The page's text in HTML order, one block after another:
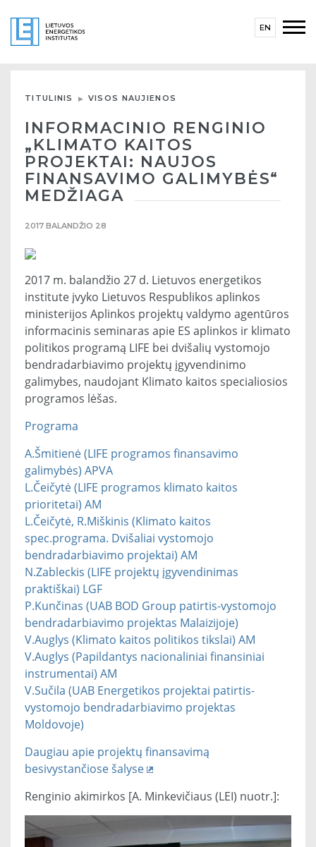
EN
TITULINIS VISOS NAUJIENOS
INFORMACINIO RENGINIO
„KLIMATO KAITOS
PROJEKTAI: NAUJOS
FINANSAVIMO GALIMYBĖS“
MEDŽIAGA
2017 BALANDŽIO 28
2017 m. balandžio 27 d. Lietuvos energetikos
institute įvyko Lietuvos Respublikos aplinkos
ministerijos Aplinkos projektų valdymo agentūros
informacinis seminaras apie ES aplinkos ir klimato
politikos programą LIFE bei dvišalių vystomojo
bendradarbiavimo projektų įgyvendinimo
galimybes, naudojant Klimato kaitos specialiosios
programos lėšas.
Programa
A.Šmitienė (LIFE programos finansavimo
galimybės) APVA
L.Čeičytė (LIFE programos klimato kaitos
prioritetai) AM
L.Čeičytė, R.Miškinis (Klimato kaitos
spec.programa. Dvišaliai vystomojo
bendradarbiavimo projektai) AM
N.Zableckis (LIFE projektų įgyvendinimas
praktiškai) LGF
P.Kunčinas (UAB BOD Group patirtis-vystomojo
bendradarbiavimo projektas Malaizijoje)
V.Auglys (Klimato kaitos politikos tikslai) AM
V.Auglys (Papildantys nacionaliniai finansiniai
instrumentai) AM
V.Sučila (UAB Energetikos projektai patirtis-
vystomojo bendradarbiavimo projektas
Moldovoje)
Daugiau apie projektų finansavimą
besivystančiose šalyse
Renginio akimirkos [A. Minkevičiaus (LEI) nuotr.]: